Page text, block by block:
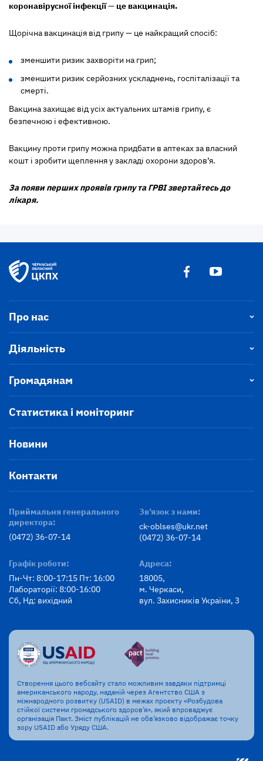
коронавірусної інфекції — це вакцинація.
Щорічна вакцинація від грипу — це найкращий спосіб:
зменшити ризик захворіти на грип;
зменшити ризик серйозних ускладнень, госпіталізації та
смерті.
Вакцина захищає від усіх актуальних штамів грипу, є
безпечною і ефективною.
Вакцину проти грипу можна придбати в аптеках за власний
кошт і зробити щеплення у закладі охорони здоров’я.
За появи перших проявів грипу та ГРВІ звертайтесь до
лікаря.
Про нас
Діяльність
Громадянам
Статистика і моніторинг
Новини
Контакти
Приймальня генерального
директора:
(0472) 36-07-14
Зв’язок з нами:
ck-oblses@ukr.net
(0472) 36-07-14
Графік роботи:
Пн-Чт: 8:00-17:15 Пт: 16:00
Лабораторії: 8:00-16:00
Сб, Нд: вихідний
Адреса:
18005,
м. Черкаси,
вул. Захисників України, 3
Створення цього вебсайту стало можливим завдяки підтримці
американського народу, наданій через Агентство США з
міжнародного розвитку (USAID) в межах проєкту «Розбудова
стійкої системи громадського здоров’я», який впроваджує
організація Пакт. Зміст публікацій не обв’язково відображає точку
зору USAID або Уряду США.